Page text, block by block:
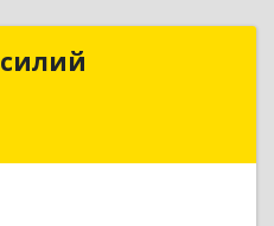
Василий